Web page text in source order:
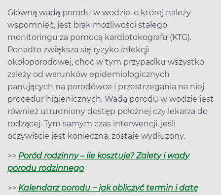
Główną wadą porodu w wodzie, o której należy
wspomnieć, jest brak możliwości stałego
monitoringu za pomocą kardiotokografu (KTG).
Ponadto zwiększa się ryzyko infekcji
okołoporodowej, choć w tym przypadku wszystko
zależy od warunków epidemiologicznych
panujących na porodówce i przestrzegania na niej
procedur higienicznych. Wadą porodu w wodzie jest
również utrudniony dostęp położnej czy lekarza do
rodzącej. Tym samym czas interwencji, jeśli
oczywiście jest konieczna, zostaje wydłużony.
>> Poród rodzinny – ile kosztuje? Zalety i wady
porodu rodzinnego
>> Kalendarz porodu − jak obliczyć termin i datę